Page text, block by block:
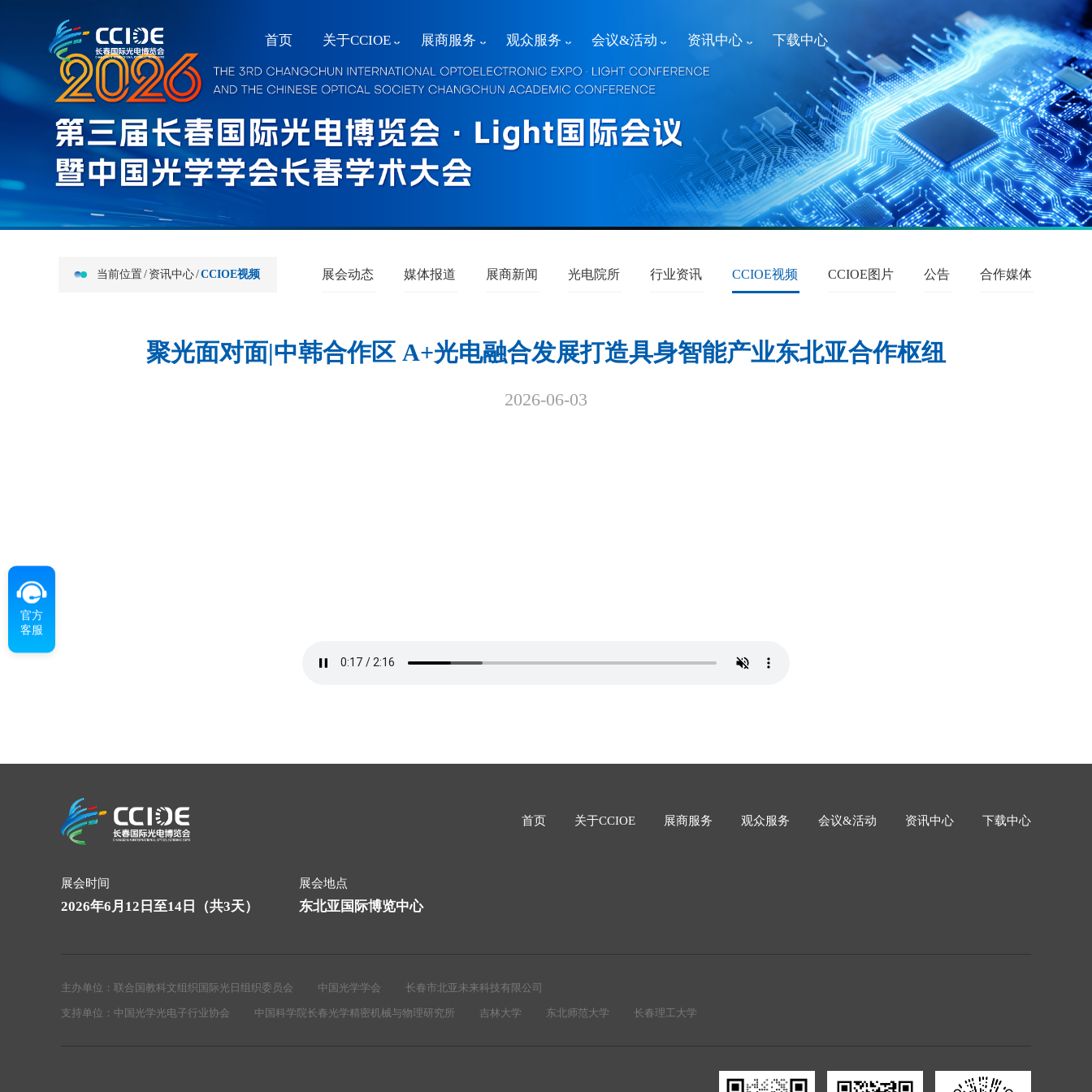
首页 关于CCIOE 展商服务 观众服务 会议&活动 资讯中心 下载中心
当前位置/ 资讯中心/CCIOE视频 展会动态 媒体报道 展商新闻 光电院所 行业资讯 CCIOE视频 CCIOE图片 公告 合作媒体
聚光面对面|中韩合作区 A+光电融合发展打造具身智能产业东北亚合作枢纽
2026-06-03
官方
客服
首页 关于CCIOE 展商服务 观众服务 会议&活动 资讯中心 下载中心
展会时间
2026年6月12日至14日（共3天）
展会地点
东北亚国际博览中心
主办单位： 联合国教科文组织国际光日组织委员会 中国光学学会 长春市北亚未来科技有限公司
支持单位： 中国光学光电子行业协会 中国科学院长春光学精密机械与物理研究所 吉林大学 东北师范大学 长春理工大学